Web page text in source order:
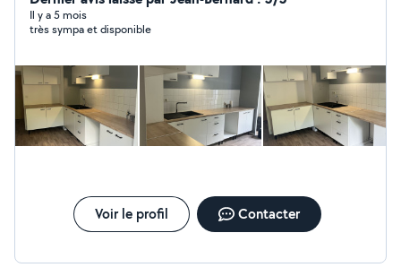
Il y a 5 mois
très sympa et disponible
Voir le profil Contacter